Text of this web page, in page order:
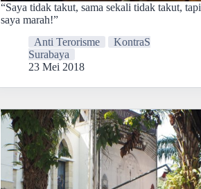
“Saya tidak takut, sama sekali tidak takut, tapi
saya marah!”
Anti Terorisme
KontraS
Surabaya
23 Mei 2018